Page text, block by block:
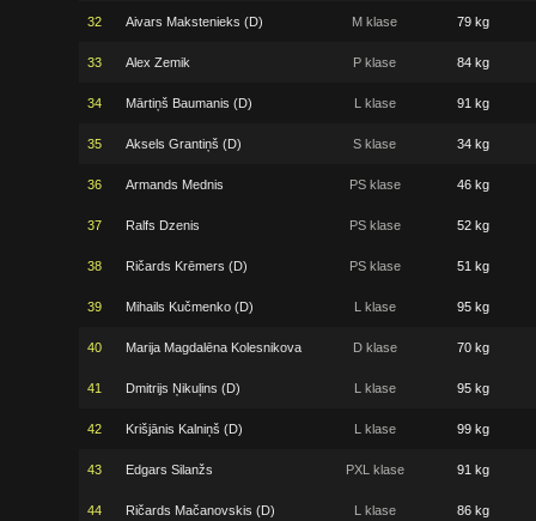
32 Aivars Makstenieks (D) M klase 79 kg
33 Alex Zemik P klase 84 kg
34 Mārtiņš Baumanis (D) L klase 91 kg
35 Aksels Grantiņš (D) S klase 34 kg
36 Armands Mednis PS klase 46 kg
37 Ralfs Dzenis PS klase 52 kg
38 Ričards Krēmers (D) PS klase 51 kg
39 Mihails Kučmenko (D) L klase 95 kg
40 Marija Magdalēna Kolesnikova D klase 70 kg
41 Dmitrijs Ņikuļins (D) L klase 95 kg
42 Krišjānis Kalniņš (D) L klase 99 kg
43 Edgars Silanžs PXL klase 91 kg
44 Ričards Mačanovskis (D) L klase 86 kg